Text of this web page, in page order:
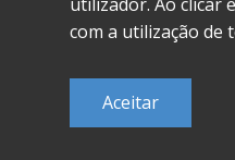
com a utilização de
Aceitar